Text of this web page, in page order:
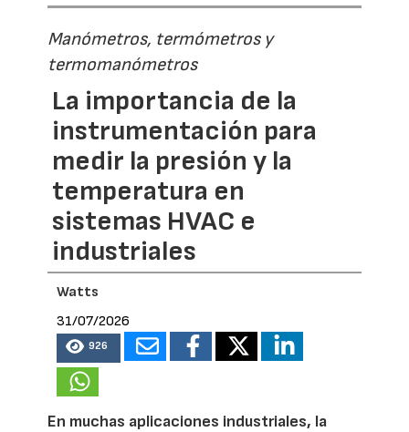
Manómetros, termómetros y
termomanómetros
La importancia de la
instrumentación para
medir la presión y la
temperatura en
sistemas HVAC e
industriales
Watts
31/07/2026
926
En muchas aplicaciones industriales, la